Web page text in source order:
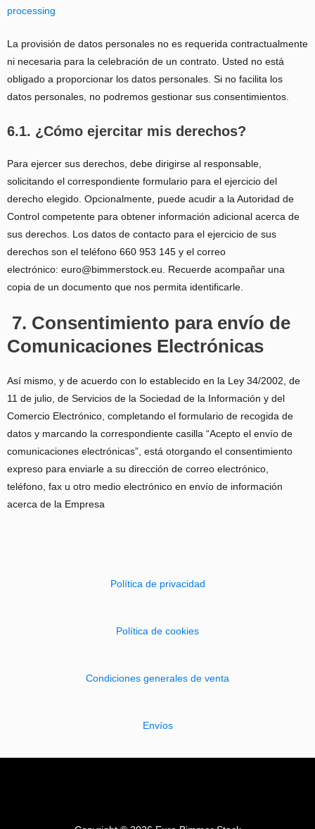
processing
La provisión de datos personales no es requerida contractualmente
ni necesaria para la celebración de un contrato. Usted no está
obligado a proporcionar los datos personales. Si no facilita los
datos personales, no podremos gestionar sus consentimientos.
6.1. ¿Cómo ejercitar mis derechos?
Para ejercer sus derechos, debe dirigirse al responsable,
solicitando el correspondiente formulario para el ejercicio del
derecho elegido. Opcionalmente, puede acudir a la Autoridad de
Control competente para obtener información adicional acerca de
sus derechos. Los datos de contacto para el ejercicio de sus
derechos son el teléfono 660 953 145 y el correo
electrónico: euro@bimmerstock.eu. Recuerde acompañar una
copia de un documento que nos permita identificarle.
7. Consentimiento para envío de
Comunicaciones Electrónicas
Así mismo, y de acuerdo con lo establecido en la Ley 34/2002, de
11 de julio, de Servicios de la Sociedad de la Información y del
Comercio Electrónico, completando el formulario de recogida de
datos y marcando la correspondiente casilla “Acepto el envío de
comunicaciones electrónicas”, está otorgando el consentimiento
expreso para enviarle a su dirección de correo electrónico,
teléfono, fax u otro medio electrónico en envío de información
acerca de la Empresa
Política de privacidad
Política de cookies
Condiciones generales de venta
Envíos